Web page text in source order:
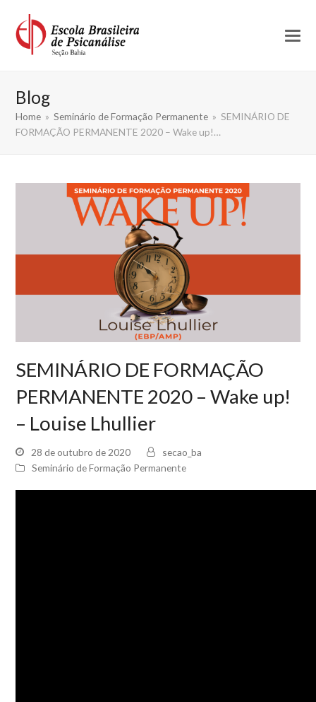
Blog
Home » Seminário de Formação Permanente » SEMINÁRIO DE
FORMAÇÃO PERMANENTE 2020 – Wake up!…
SEMINÁRIO DE FORMAÇÃO
PERMANENTE 2020 – Wake up!
– Louise Lhullier
28 de outubro de 2020
secao_ba
Seminário de Formação Permanente